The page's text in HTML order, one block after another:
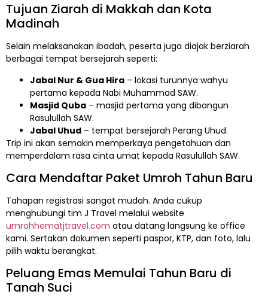
Tujuan Ziarah di Makkah dan Kota
Madinah
Selain melaksanakan ibadah, peserta juga diajak berziarah
berbagai tempat bersejarah seperti:
Jabal Nur & Gua Hira – lokasi turunnya wahyu
pertama kepada Nabi Muhammad SAW.
Masjid Quba – masjid pertama yang dibangun
Rasulullah SAW.
Jabal Uhud – tempat bersejarah Perang Uhud.
Trip ini akan semakin memperkaya pengetahuan dan
memperdalam rasa cinta umat kepada Rasulullah SAW.
Cara Mendaftar Paket Umroh Tahun Baru
Tahapan registrasi sangat mudah. Anda cukup
menghubungi tim J Travel melalui website
umrohhematjtravel.com atau datang langsung ke office
kami. Sertakan dokumen seperti paspor, KTP, dan foto, lalu
pilih waktu berangkat.
Peluang Emas Memulai Tahun Baru di
Tanah Suci